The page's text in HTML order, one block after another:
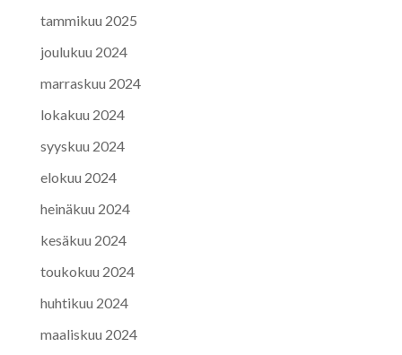
tammikuu 2025
joulukuu 2024
marraskuu 2024
lokakuu 2024
syyskuu 2024
elokuu 2024
heinäkuu 2024
kesäkuu 2024
toukokuu 2024
huhtikuu 2024
maaliskuu 2024